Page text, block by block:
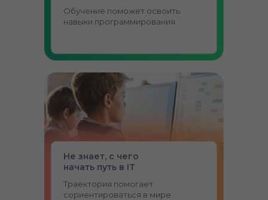
Обучение поможет освоить
навыки программирования
Не знает, с чего
начать путь в IT
Траектория помогает
сориентироваться в мире